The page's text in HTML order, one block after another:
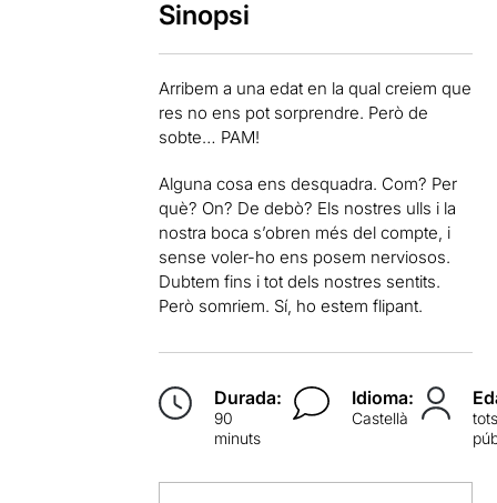
Sinopsi
Arribem a una edat en la qual creiem que
res no ens pot sorprendre. Però de
sobte… PAM!
Alguna cosa ens desquadra. Com? Per
què? On? De debò? Els nostres ulls i la
nostra boca s’obren més del compte, i
sense voler-ho ens posem nerviosos.
Dubtem fins i tot dels nostres sentits.
Però somriem. Sí, ho estem flipant.
Durada:
90
minuts
Idioma:
Castellà